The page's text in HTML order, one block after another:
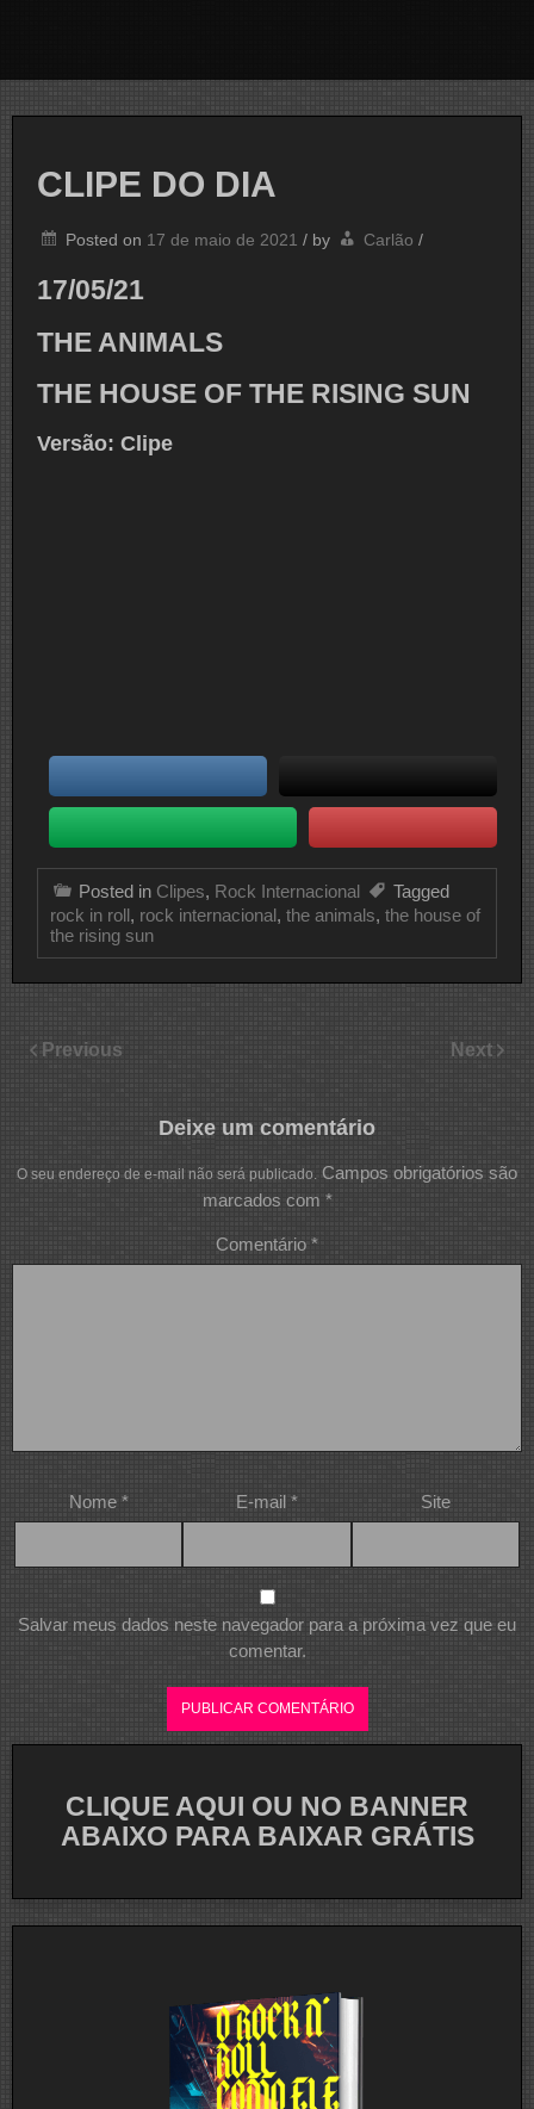
CLIPE DO DIA
Posted on 17 de maio de 2021 / by Carlão /
17/05/21
THE ANIMALS
THE HOUSE OF THE RISING SUN
Versão: Clipe
Posted in Clipes, Rock Internacional
Tagged
rock in roll, rock internacional, the animals, the house of
the rising sun
Previous Next
Deixe um comentário
O seu endereço de e-mail não será publicado. Campos obrigatórios são
marcados com *
Comentário *
Nome * E-mail * Site
Salvar meus dados neste navegador para a próxima vez que eu
comentar.
CLIQUE AQUI OU NO BANNER
ABAIXO PARA BAIXAR GRÁTIS